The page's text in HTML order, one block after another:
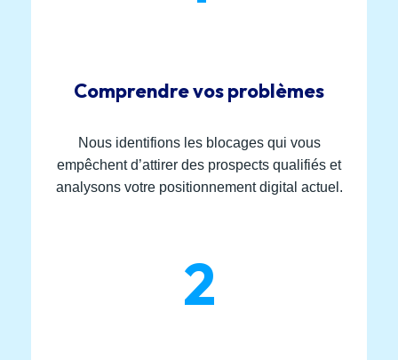
Comprendre vos problèmes
Nous identifions les blocages qui vous
empêchent d’attirer des prospects qualifiés et
analysons votre positionnement digital actuel.
2